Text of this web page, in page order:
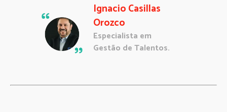
Ignacio Casillas
Orozco
Especialista em
Gestão de Talentos.